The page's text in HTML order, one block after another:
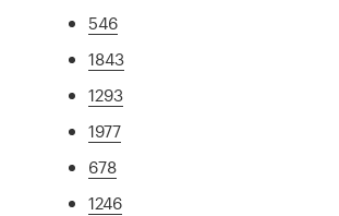
546
1843
1293
1977
678
1246